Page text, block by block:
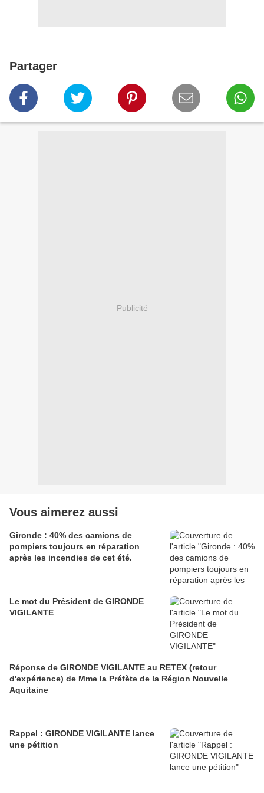
Partager
Publicité
Vous aimerez aussi
Gironde : 40% des camions de
pompiers toujours en réparation
après les incendies de cet été.
Le mot du Président de GIRONDE
VIGILANTE
Réponse de GIRONDE VIGILANTE au RETEX (retour
d'expérience) de Mme la Préfète de la Région Nouvelle
Aquitaine
Rappel : GIRONDE VIGILANTE lance
une pétition